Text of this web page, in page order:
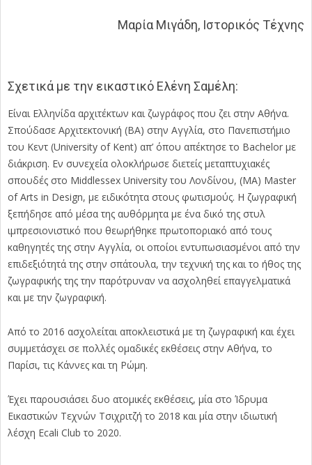
Μαρία Μιγάδη, Ιστορικός Τέχνης
Σχετικά με την εικαστικό Ελένη Σαμέλη:
Είναι Ελληνίδα αρχιτέκτων και ζωγράφος που ζει στην Αθήνα.
Σπούδασε Αρχιτεκτονική (BA) στην Αγγλία, στο Πανεπιστήμιο
του Κεντ (University of Kent) απ’ όπου απέκτησε το Bachelor με
διάκριση. Εν συνεχεία ολοκλήρωσε διετείς μεταπτυχιακές
σπουδές στο Middlessex University του Λονδίνου, (MA) Master
of Arts in Design, με ειδικότητα στους φωτισμούς. Η ζωγραφική
ξεπήδησε από μέσα της αυθόρμητα με ένα δικό της στυλ
ιμπρεσιονιστικό που θεωρήθηκε πρωτοποριακό από τους
καθηγητές της στην Αγγλία, οι οποίοι εντυπωσιασμένοι από την
επιδεξιότητά της στην σπάτουλα, την τεχνική της και το ήθος της
ζωγραφικής της την παρότρυναν να ασχοληθεί επαγγελματικά
και με την ζωγραφική.
Από το 2016 ασχολείται αποκλειστικά με τη ζωγραφική και έχει
συμμετάσχει σε πολλές ομαδικές εκθέσεις στην Αθήνα, το
Παρίσι, τις Κάννες και τη Ρώμη.
Έχει παρουσιάσει δυο ατομικές εκθέσεις, μία στο Ίδρυμα
Εικαστικών Τεχνών Τσιχριτζή το 2018 και μία στην ιδιωτική
λέσχη Ecali Club το 2020.